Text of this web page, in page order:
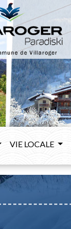
VIE LOCALE